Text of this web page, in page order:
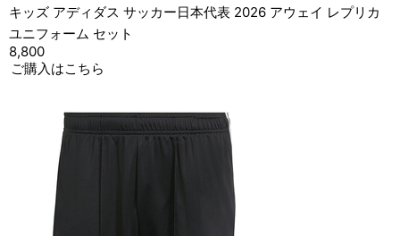
キッズ アディダス サッカー日本代表 2026 アウェイ レプリカ
ユニフォーム セット
8,800
ご購入はこちら